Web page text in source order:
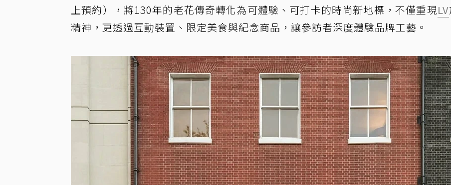
上預約），將130年的老花傳奇轉化為可體驗、可打卡的時尚新地標，不僅重現LV
精神，更透過互動裝置、限定美食與紀念商品，讓參訪者深度體驗品牌工藝。